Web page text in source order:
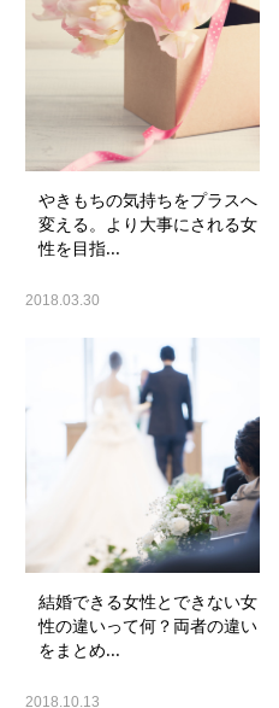
やきもちの気持ちをプラスへ
変える。より大事にされる女
性を目指...
2018.03.30
結婚できる女性とできない女
性の違いって何？両者の違い
をまとめ...
2018.10.13